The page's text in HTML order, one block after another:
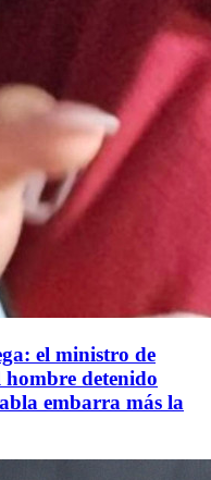
el ministro de
hombre detenido
embarra más la